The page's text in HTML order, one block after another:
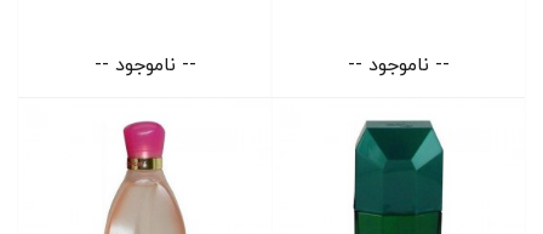
-- ناموجود -- -- ناموجود --